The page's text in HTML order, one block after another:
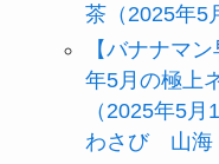
茶（2025年5
【バナナマ
年5月の極上
（2025年5
わさび 山海